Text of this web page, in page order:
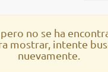
no se ha
mostrar, intente
nuevamente.